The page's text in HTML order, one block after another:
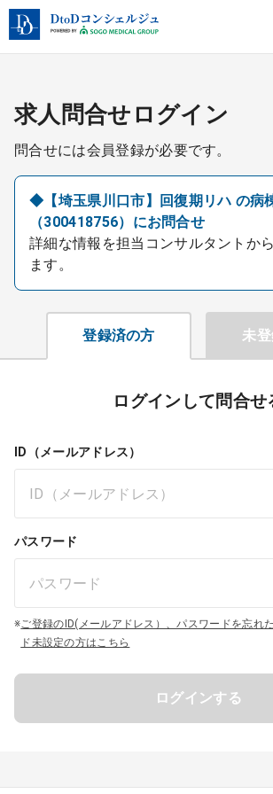
クリニック開業
DtoDとは
お問合せ
医院の譲渡・売却をお考えの方
採用をお考えの医療機関の方
求人問合せログイン
問合せには会員登録が必要です。
◆【埼玉県川口市】回復期リハ の病
（300418756）にお問合せ
詳細な情報を担当コンサルタントか
ます。
登録済の方 未
ログインして問合せ
ID（メールアドレス）
パスワード
※ご登録のID(メールアドレス）、パスワードを忘れ
ド未設定の方はこちら
ログインする